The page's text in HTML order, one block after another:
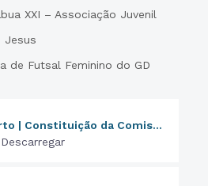
XXI – Associação Juvenil
Jesus
de Futsal Feminino do GD
da Comissão de Avaliação
Descarregar